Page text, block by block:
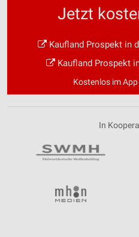
Jetzt
Kaufland Prospekt in
Kaufland Prospekt
Kostenlos im
In